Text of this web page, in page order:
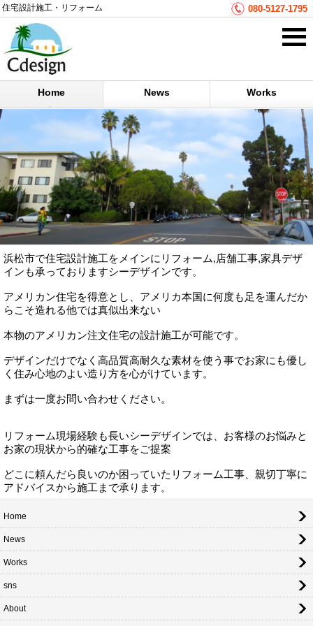
住宅設計施工・リフォーム 080-5127-1795
Home News Works
浜松市で住宅設計施工をメインにリフォーム,店舗工事,家具デザ
インも承っておりますシーデザインです。
アメリカン住宅を得意とし、アメリカ本国に何度も足を運んだか
らこそ造れる他では真似出来ない
本物のアメリカン注文住宅の設計施工が可能です。
デザインだけでなく高品質高耐久な素材を使う事でお家にも優し
く住み心地のよい造り方を心がけています。
まずは一度お問い合わせください。
リフォーム現場経験も長いシーデザインでは、お客様のお悩みと
お家の現状から的確な工事をご提案
どこに頼んだら良いのか困っていたリフォーム工事、親切丁寧に
アドバイスから施工まで承ります。
Home
News
Works
sns
About